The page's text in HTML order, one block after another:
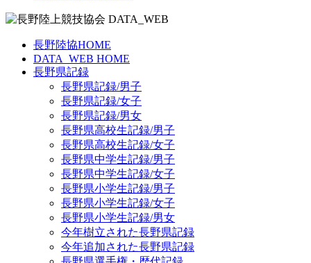
長野陸協HOME
DATA_WEB HOME
長野県記録
長野県記録/男子
長野県記録/女子
長野県記録/男女
長野県高校生記録/男子
長野県高校生記録/女子
長野県中学生記録/男子
長野県中学生記録/女子
長野県小学生記録/男子
長野県小学生記録/女子
長野県小学生記録/男女
今年樹立された長野県記録
今年追加された長野県記録